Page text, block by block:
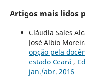
Artigos mais lidos
Cláudia Sales
José Albio
opção pela
estado Ceará ,
jan./abr. 2016